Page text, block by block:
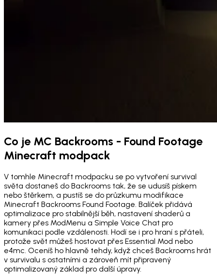
Co je MC Backrooms - Found Footage
Minecraft modpack
V tomhle Minecraft modpacku se po vytvoření survival
světa dostaneš do Backrooms tak, že se udusíš pískem
nebo štěrkem, a pustíš se do průzkumu modifikace
Minecraft Backrooms Found Footage. Balíček přidává
optimalizace pro stabilnější běh, nastavení shaderů a
kamery přes ModMenu a Simple Voice Chat pro
komunikaci podle vzdálenosti. Hodí se i pro hraní s přáteli,
protože svět můžeš hostovat přes Essential Mod nebo
e4mc. Oceníš ho hlavně tehdy, když chceš Backrooms hrát
v survivalu s ostatními a zároveň mít připravený
optimalizovaný základ pro další úpravy.